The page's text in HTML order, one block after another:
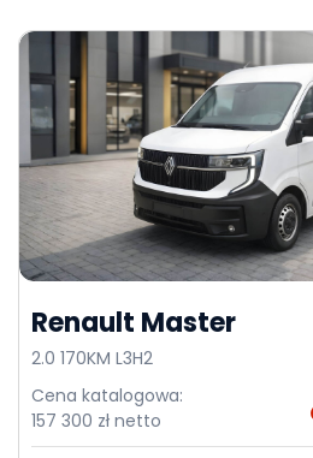
Renault Master
2.0 170KM L3H2
Cena katalogowa:
157 300 zł netto